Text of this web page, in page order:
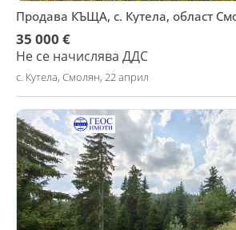
Продава КЪЩА, с. Кутела, област
35 000 €
Не се начислява ДДС
с. Кутела, Смолян, 22 април